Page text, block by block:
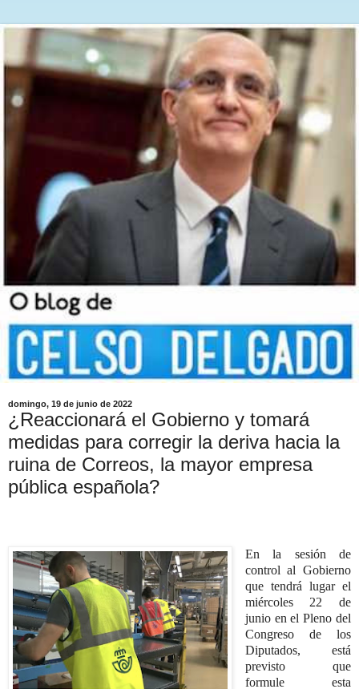
domingo, 19 de junio de 2022
¿Reaccionará el Gobierno y tomará
medidas para corregir la deriva hacia la
ruina de Correos, la mayor empresa
pública española?
En la sesión de
control al Gobierno
que tendrá lugar el
miércoles 22 de
junio en el Pleno del
Congreso de los
Diputados, está
previsto que
formule esta